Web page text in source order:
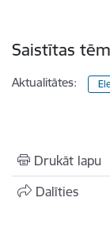
Saistītas
Aktualitātes:
Drukāt lapu
Dalīties